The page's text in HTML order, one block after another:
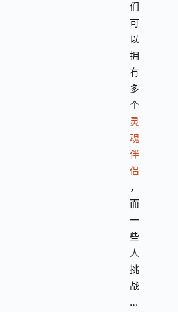
们
可
以
拥
有
多
个
灵
魂
伴
侣
，
而
一
些
人
挑
战
…